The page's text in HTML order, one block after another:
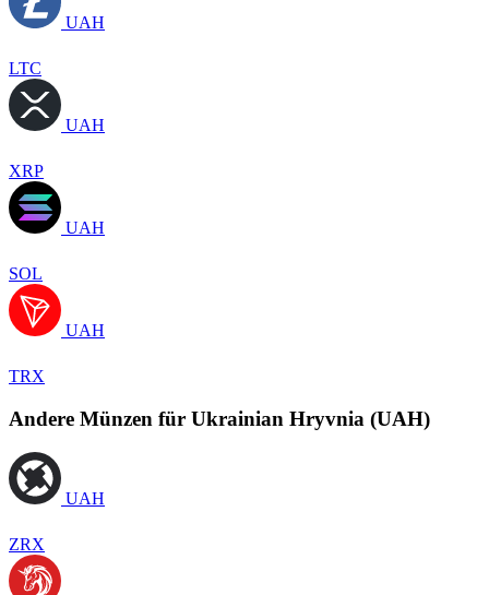
UAH
LTC
UAH
XRP
UAH
SOL
UAH
TRX
Andere Münzen für Ukrainian Hryvnia (UAH)
UAH
ZRX